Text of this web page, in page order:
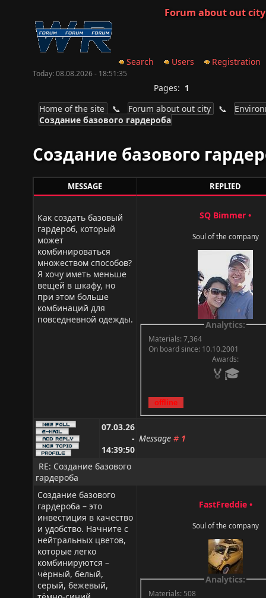
Forum about out city
Search Users Registration
Today: 08.08.2026 - 18:51:35
Pages: 1
Home of the site
📞 Forum about out city 📞
Создание базового гардероба
Создание базового
MESSAGE REPLIED
Как создать базовый
гардероб, который
может
комбинироваться
множеством способов?
Я хочу иметь меньше
вещей в шкафу, но
при этом больше
комбинаций для
повседневной одежды.
SQ Bimmer •
Soul of the company
Analytics:
Materials: 7,364
On board since: 10.10.2001
Awards:
🏅🎓
07.03.26
-
14:39:50
Message # 1
RE: Создание базового
гардероба
Создание базового
гардероба – это
инвестиция в качество
и удобство. Начните с
нейтральных цветов,
которые легко
комбинируются –
чёрный, белый,
серый, бежевый,
FastFreddie •
Soul of the company
Analytics:
Materials: 508